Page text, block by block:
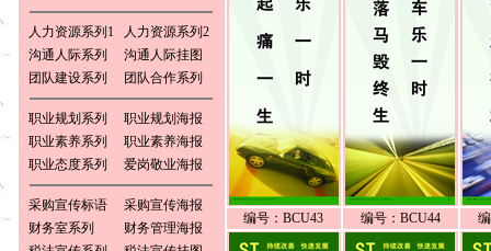
人力资源系列1
人力资源系列2
沟通人际系列
沟通人际挂图
团队建设系列
团队合作系列
职业规划系列
职业规划海报
职业素养系列
职业素养海报
职业态度系列
爱岗敬业海报
采购宣传标语
采购宣传海报
财务室系列
财务管理海报
编号：BCU43 编号：BCU44